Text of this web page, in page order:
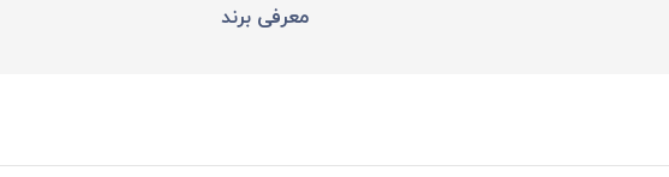
معرفی برند